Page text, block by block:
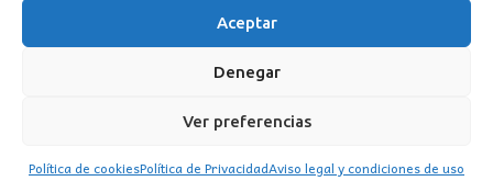
Aceptar
Denegar
Ver preferencias
Política de cookiesPolítica de PrivacidadAviso legal y condiciones de uso